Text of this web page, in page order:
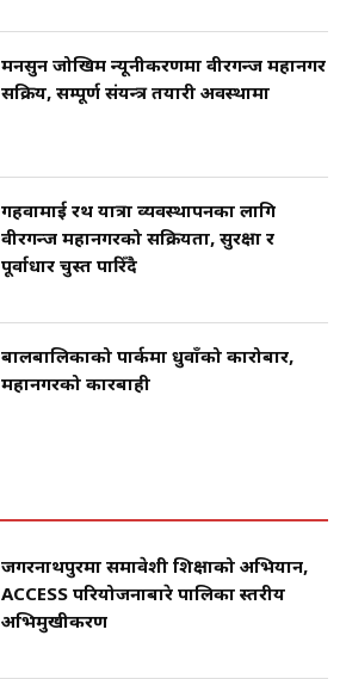
मनसुन जोखिम न्यूनीकरणमा वीरगन्ज महानगर
सक्रिय, सम्पूर्ण संयन्त्र तयारी अवस्थामा
गहवामाई रथ यात्रा व्यवस्थापनका लागि
वीरगन्ज महानगरको सक्रियता, सुरक्षा र
पूर्वाधार चुस्त पारिँदै
बालबालिकाको पार्कमा धुवाँको कारोबार,
महानगरको कारबाही
जगरनाथपुरमा समावेशी शिक्षाको अभियान,
ACCESS परियोजनाबारे पालिका स्तरीय
अभिमुखीकरण